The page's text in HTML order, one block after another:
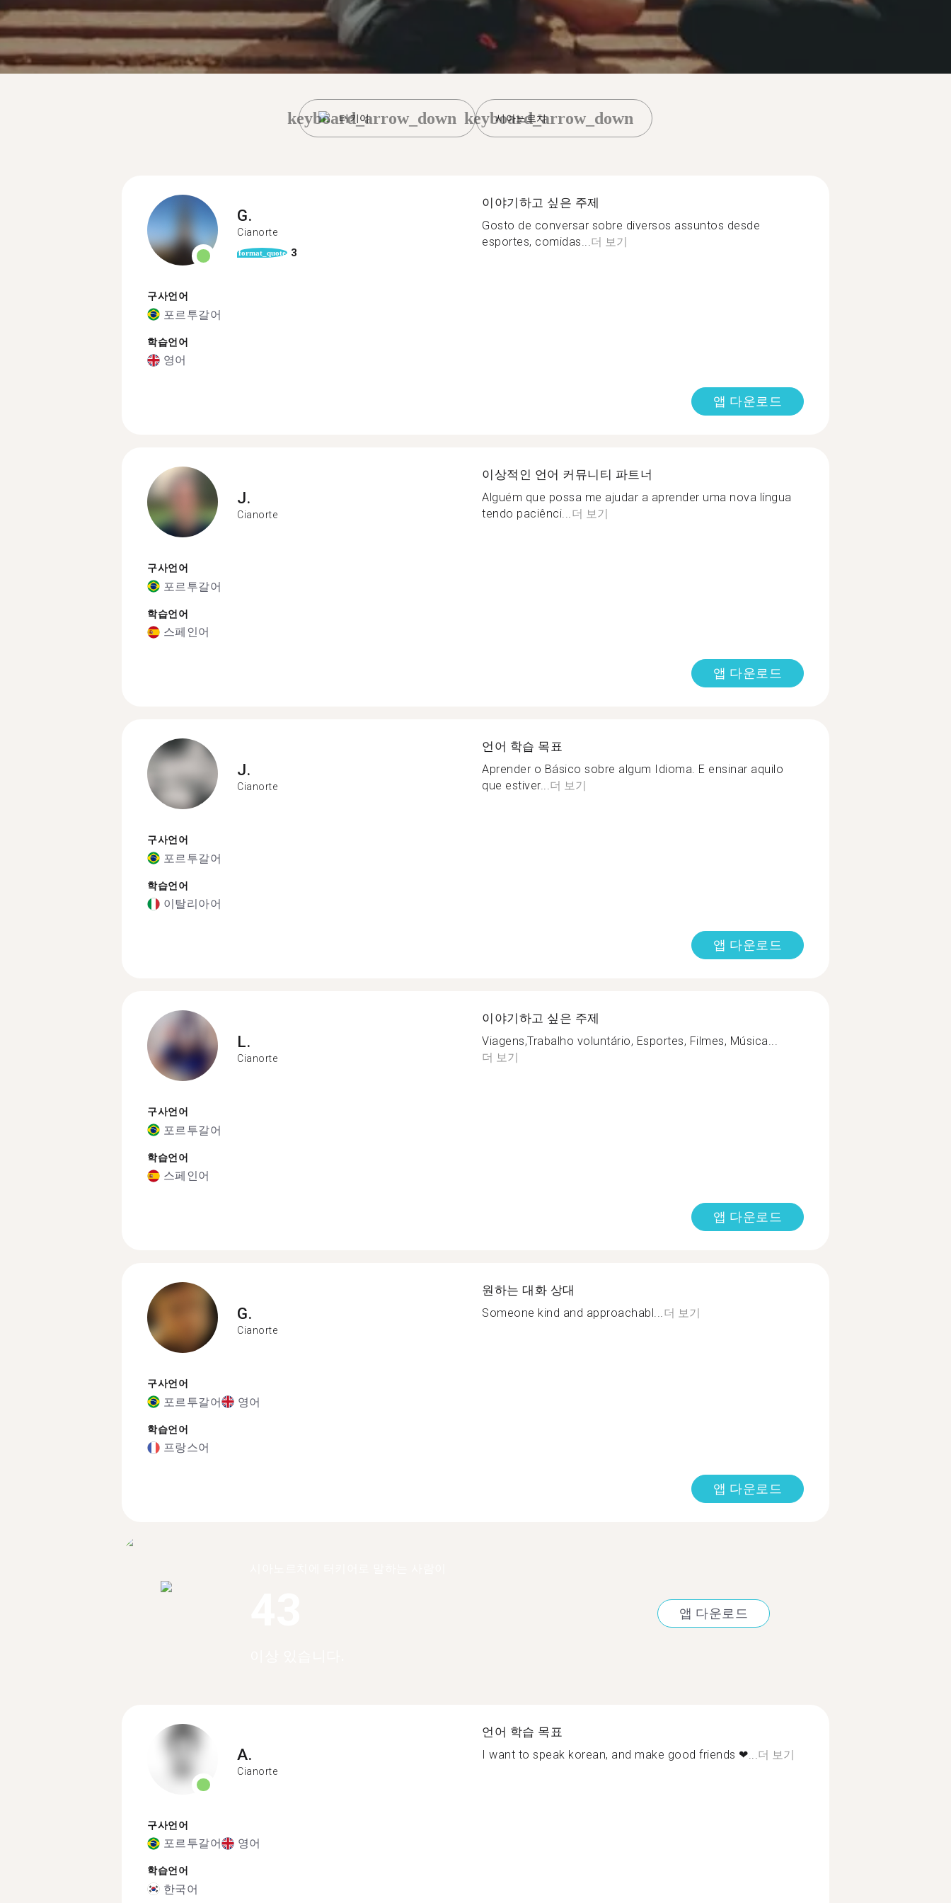
터키어
keyboard_arrow_down 시아노르치
keyboard_arrow_down
G.
Cianorte
format_quote 3
구사언어
포르투갈어
학습언어
영어
이야기하고 싶은 주제
Gosto de conversar sobre diversos assuntos desde
esportes, comidas...더 보기
앱 다운로드
J.
Cianorte
구사언어
포르투갈어
학습언어
스페인어
이상적인 언어 커뮤니티 파트너
Alguém que possa me ajudar a aprender uma nova língua
tendo paciênci...더 보기
앱 다운로드
J.
Cianorte
구사언어
포르투갈어
학습언어
이탈리아어
언어 학습 목표
Aprender o Básico sobre algum Idioma. E ensinar aquilo
que estiver...더 보기
앱 다운로드
L.
Cianorte
구사언어
포르투갈어
학습언어
스페인어
이야기하고 싶은 주제
Viagens,Trabalho voluntário, Esportes, Filmes, Música...
더 보기
앱 다운로드
G.
Cianorte
구사언어
포르투갈어 영어
학습언어
프랑스어
원하는 대화 상대
Someone kind and approachabl...더 보기
앱 다운로드
앱 다운로드
A.
Cianorte
구사언어
포르투갈어 영어
학습언어
한국어
언어 학습 목표
I want to speak korean, and make good friends ❤... 더 보기